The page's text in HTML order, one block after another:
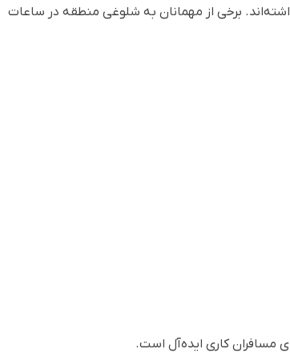
برخی از مهمانان به شلوغی منطقه در ساعات
مسافران کاری ایده‌آل است.